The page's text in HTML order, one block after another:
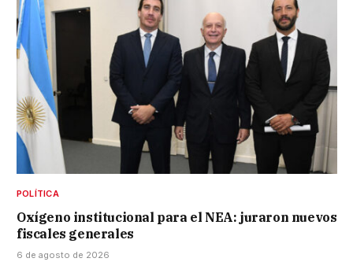
POLÍTICA
Oxígeno institucional para el NEA: juraron nuevos
fiscales generales
6 de agosto de 2026